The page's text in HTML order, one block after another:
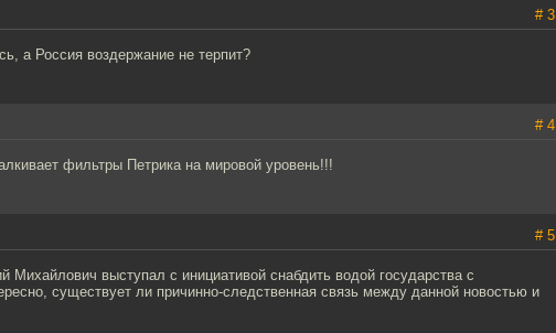
# 3
а Россия воздержание не терпит?
# 4
фильтры Петрика на мировой уровень!!!
# 5
Михайлович выступал с инициативой снабдить водой государства с
существует ли причинно-следственная связь между данной новостью и